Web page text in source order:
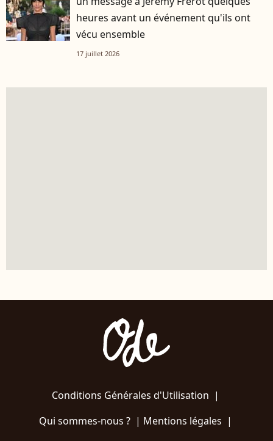
heures avant un événement qu'ils ont
vécu ensemble
17 juillet 2026
Conditions Générales d'Utilisation |
Qui sommes-nous ?| Mentions légales |